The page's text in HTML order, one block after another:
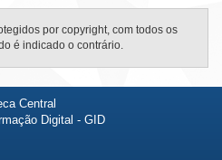
por copyright, com todos os
é indicado o contrário.
Central
Digital - GID